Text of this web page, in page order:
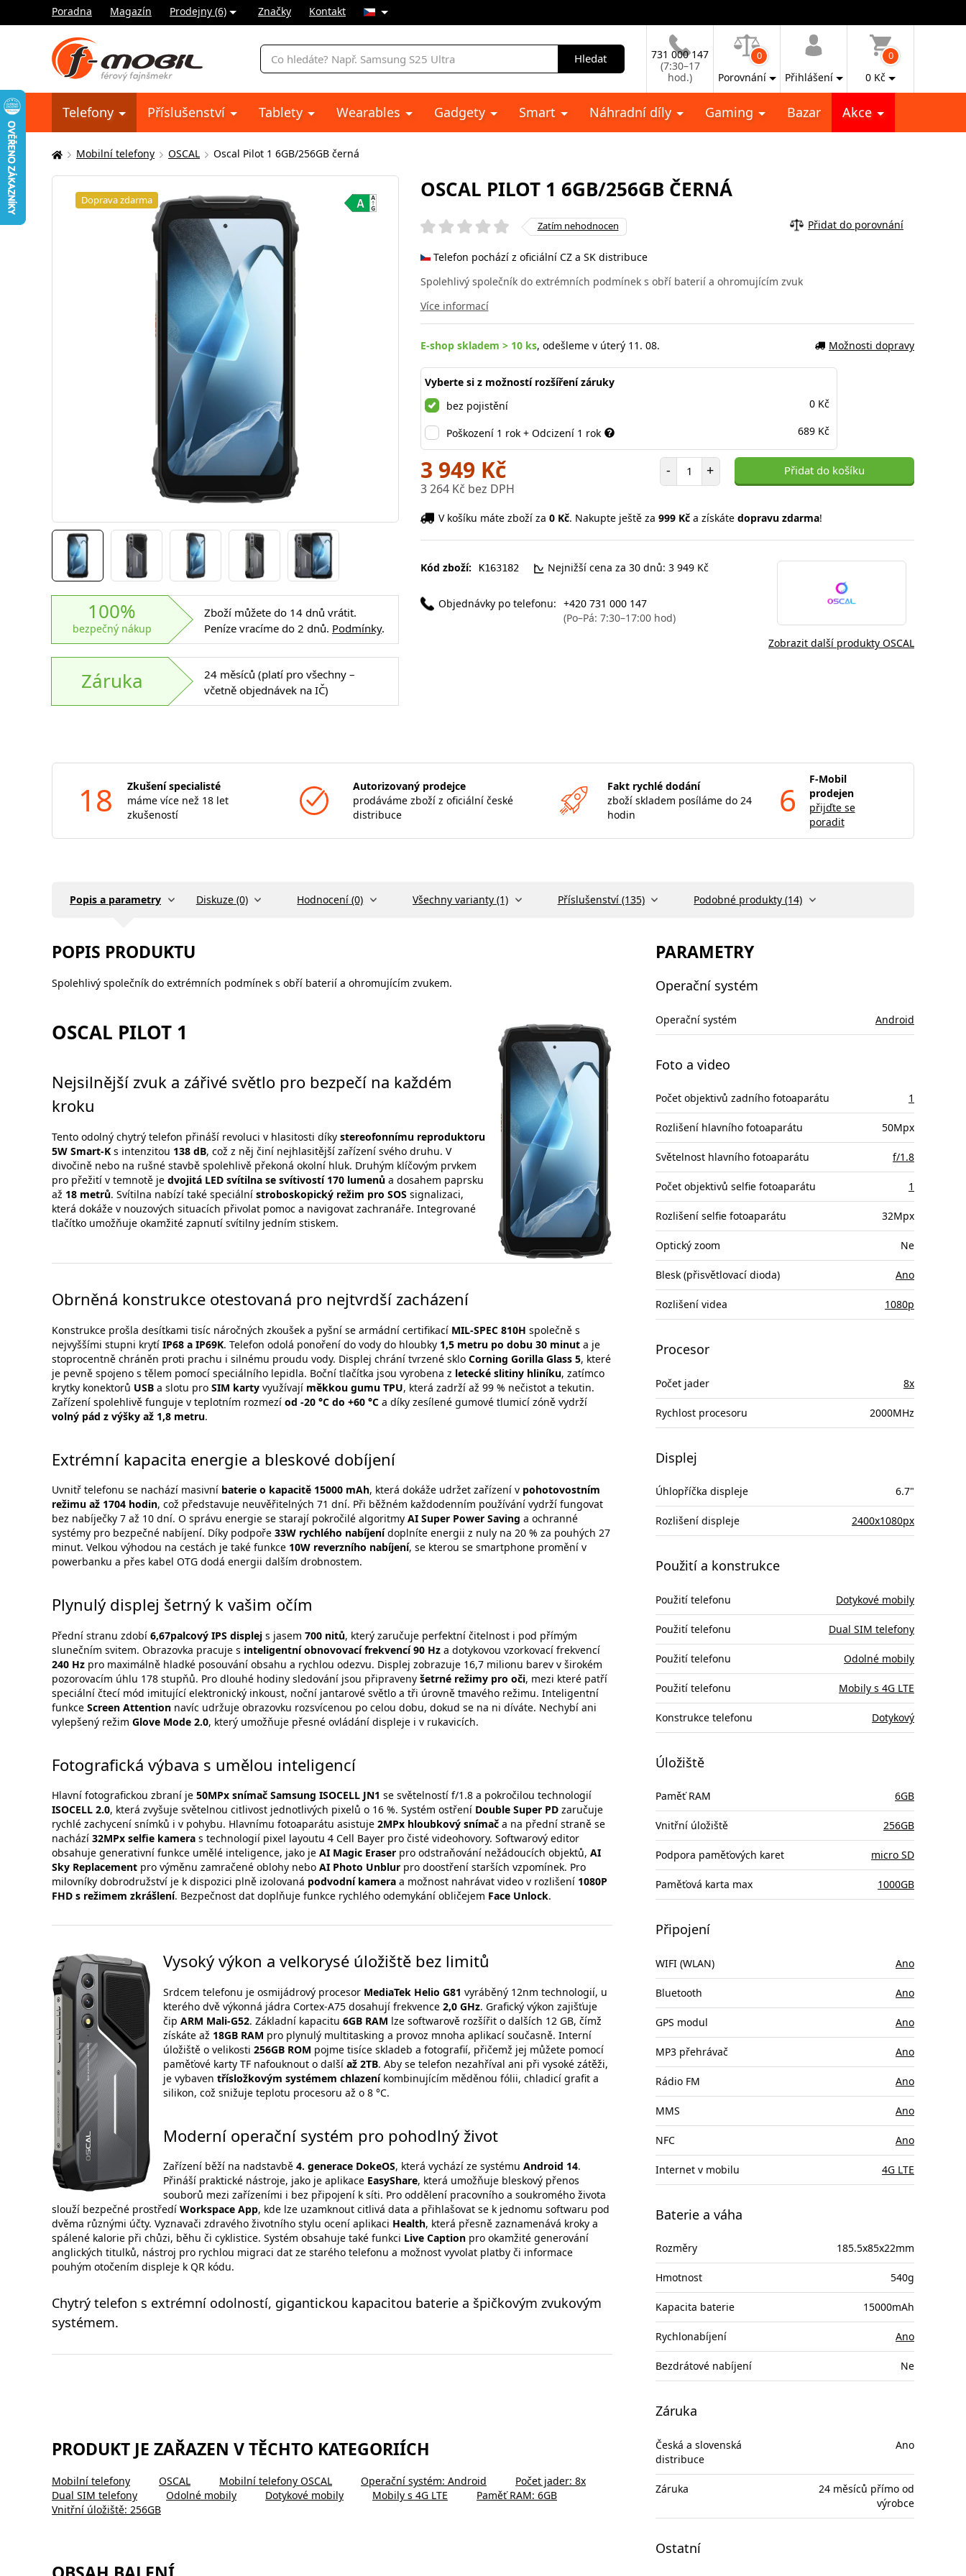
Poradna Magazín Prodejny (6) Značky Kontakt
Vyhledávání
Hledat
731 000 147
(7:30–17
hod.)
0
Porovnání Přihlášení
0
0 Kč
Telefony Příslušenství Tablety Wearables Gadgety Smart Náhradní díly Gaming Bazar Akce
Zde
se
Mobilní telefony OSCAL Oscal Pilot 1 6GB/256GB černá
Doprava zdarma
100%
bezpečný nákup
Zboží můžete do 14 dnů vrátit.
Peníze vracíme do 2 dnů. Podmínky.
Záruka
24 měsíců (platí pro všechny –
včetně objednávek na IČ)
OSCAL PILOT 1 6GB/256GB ČERNÁ
Zatím nehodnocen Přidat do porovnání
Telefon pochází z oficiální CZ a SK distribuce
Spolehlivý společník do extrémních podmínek s obří baterií a ohromujícím zvuk
Více informací
E-shop skladem > 10 ks, odešleme v úterý 11. 08. Možnosti dopravy
Vyberte si z možností rozšíření záruky
bez pojistění
0 Kč
Poškození 1 rok + Odcizení 1 rok 689 Kč
3 949 Kč
3 264 Kč bez DPH
- Počet položek
+ Přidat do košíku
V košíku máte zboží za 0 Kč. Nakupte ještě za 999 Kča získáte dopravu zdarma!
Kód zboží: K163182 Nejnižší cena za 30 dnů: 3 949 Kč
Objednávky po telefonu: +420 731 000 147
(Po–Pá: 7:30–17:00 hod)
Zobrazit další produkty OSCAL
18
Zkušení specialisté
máme více než 18 let
zkušeností
Autorizovaný prodejce
prodáváme zboží z oficiální české
distribuce
Fakt rychlé dodání
zboží skladem posíláme do 24
hodin
6
F-Mobil
prodejen
přijďte se
poradit
Popis a parametry Diskuze (0) Hodnocení (0) Všechny varianty (1) Příslušenství (135) Podobné produkty (14)
POPIS PRODUKTU
Spolehlivý společník do extrémních podmínek s obří baterií a ohromujícím zvukem.
OSCAL PILOT 1
Nejsilnější zvuk a zářivé světlo pro bezpečí na každém
kroku
Tento odolný chytrý telefon přináší revoluci v hlasitosti díky stereofonnímu reproduktoru
5W Smart-K s intenzitou 138 dB, což z něj činí nejhlasitější zařízení svého druhu. V
divočině nebo na rušné stavbě spolehlivě překoná okolní hluk. Druhým klíčovým prvkem
pro přežití v temnotě je dvojitá LED svítilna se svítivostí 170 lumenů a dosahem paprsku
až 18 metrů. Svítilna nabízí také speciální stroboskopický režim pro SOS signalizaci,
která dokáže v nouzových situacích přivolat pomoc a navigovat zachranáře. Integrované
tlačítko umožňuje okamžité zapnutí svítilny jedním stiskem.
Obrněná konstrukce otestovaná pro nejtvrdší zacházení
Konstrukce prošla desítkami tisíc náročných zkoušek a pyšní se armádní certifikací MIL-SPEC 810H společně s
nejvyššími stupni krytí IP68 a IP69K. Telefon odolá ponoření do vody do hloubky 1,5 metru po dobu 30 minut a je
stoprocentně chráněn proti prachu i silnému proudu vody. Displej chrání tvrzené sklo Corning Gorilla Glass 5, které
je pevně spojeno s tělem pomocí speciálního lepidla. Boční tlačítka jsou vyrobena z letecké slitiny hliníku, zatímco
krytky konektorů USB a slotu pro SIM karty využívají měkkou gumu TPU, která zadrží až 99 % nečistot a tekutin.
Zařízení spolehlivě funguje v teplotním rozmezí od -20 °C do +60 °C a díky zesílené gumové tlumicí zóně vydrží
volný pád z výšky až 1,8 metru.
Extrémní kapacita energie a bleskové dobíjení
Uvnitř telefonu se nachází masivní baterie o kapacitě 15000 mAh, která dokáže udržet zařízení v pohotovostním
režimu až 1704 hodin, což představuje neuvěřitelných 71 dní. Při běžném každodenním používání vydrží fungovat
bez nabíječky 7 až 10 dní. O správu energie se starají pokročilé algoritmy AI Super Power Saving a ochranné
systémy pro bezpečné nabíjení. Díky podpoře 33W rychlého nabíjenídoplníte energii z nuly na 20 % za pouhých 27
minut. Velkou výhodou na cestách je také funkce 10W reverzního nabíjení, se kterou se smartphone promění v
powerbanku a přes kabel OTG dodá energii dalším drobnostem.
Plynulý displej šetrný k vašim očím
Přední stranu zdobí 6,67palcový IPS displej s jasem 700 nitů, který zaručuje perfektní čitelnost i pod přímým
slunečním svitem. Obrazovka pracuje s inteligentní obnovovací frekvencí 90 Hz a dotykovou vzorkovací frekvencí
240 Hz pro maximálně hladké posouvání obsahu a rychlou odezvu. Displej zobrazuje 16,7 milionu barev v širokém
pozorovacím úhlu 178 stupňů. Pro dlouhé hodiny sledování jsou připraveny šetrné režimy pro oči, mezi které patří
speciální čtecí mód imitující elektronický inkoust, noční jantarové světlo a tři úrovně tmavého režimu. Inteligentní
funkce Screen Attention navíc udržuje obrazovku rozsvícenou po celou dobu, dokud se na ni díváte. Nechybí ani
vylepšený režim Glove Mode 2.0, který umožňuje přesné ovládání displeje i v rukavicích.
Fotografická výbava s umělou inteligencí
Hlavní fotografickou zbraní je 50MPx snímač Samsung ISOCELL JN1 se světelností f/1.8 a pokročilou technologií
ISOCELL 2.0, která zvyšuje světelnou citlivost jednotlivých pixelů o 16 %. Systém ostření Double Super PD zaručuje
rychlé zachycení snímků i v pohybu. Hlavnímu fotoaparátu asistuje 2MPx hloubkový snímač a na přední straně se
nachází 32MPx selfie kamera s technologií pixel layoutu 4 Cell Bayer pro čisté videohovory. Softwarový editor
obsahuje generativní funkce umělé inteligence, jako je AI Magic Eraser pro odstraňování nežádoucích objektů, AI
Sky Replacement pro výměnu zamračené oblohy nebo AI Photo Unblur pro doostření starších vzpomínek. Pro
milovníky dobrodružství je k dispozici plně izolovaná podvodní kamera a možnost nahrávat video v rozlišení 1080P
FHD s režimem zkrášlení. Bezpečnost dat doplňuje funkce rychlého odemykání obličejem Face Unlock.
Vysoký výkon a velkorysé úložiště bez limitů
Srdcem telefonu je osmijádrový procesor MediaTek Helio G81 vyráběný 12nm technologií, u
kterého dvě výkonná jádra Cortex-A75 dosahují frekvence 2,0 GHz. Grafický výkon zajišťuje
čip ARM Mali-G52. Základní kapacitu 6GB RAM lze softwarově rozšířit o dalších 12 GB, čímž
získáte až 18GB RAM pro plynulý multitasking a provoz mnoha aplikací současně. Interní
úložiště o velikosti 256GB ROM pojme tisíce skladeb a fotografií, přičemž jej můžete pomocí
paměťové karty TF nafouknout o další až 2TB. Aby se telefon nezahříval ani při vysoké zátěži,
je vybaven třísložkovým systémem chlazeníkombinujícím měděnou fólii, chladicí grafit a
silikon, což snižuje teplotu procesoru až o 8 °C.
Moderní operační systém pro pohodlný život
Zařízení běží na nadstavbě 4. generace DokeOS, která vychází ze systému Android 14.
Přináší praktické nástroje, jako je aplikace EasyShare, která umožňuje bleskový přenos
souborů mezi zařízeními i bez připojení k síti. Pro oddělení pracovního a soukromého života
slouží bezpečné prostředí Workspace App, kde lze uzamknout citlivá data a přihlašovat se k jednomu softwaru pod
dvěma různými účty. Vyznavači zdravého životního stylu ocení aplikaci Health, která přesně zaznamenává kroky a
spálené kalorie při chůzi, běhu či cyklistice. Systém obsahuje také funkci Live Caption pro okamžité generování
anglických titulků, nástroj pro rychlou migraci dat ze starého telefonu a možnost vyvolat platby či informace
pouhým otočením displeje k QR kódu.
Chytrý telefon s extrémní odolností, gigantickou kapacitou baterie a špičkovým zvukovým
systémem.
PRODUKT JE ZAŘAZEN V TĚCHTO KATEGORIÍCH
Mobilní telefony OSCAL Mobilní telefony OSCAL Operační systém: Android
Počet jader: 8x
Dual SIM telefony
Odolné mobily Dotykové mobily Mobily s 4G LTE
Paměť RAM: 6GB
Vnitřní úložiště: 256GB
PARAMETRY
Operační systém
Operační systém Android
Foto a video
Počet objektivů zadního fotoaparátu 1
Rozlišení hlavního fotoaparátu 50Mpx
Světelnost hlavního fotoaparátu f/1.8
Počet objektivů selfie fotoaparátu 1
Rozlišení selfie fotoaparátu 32Mpx
Optický zoom Ne
Blesk (přisvětlovací dioda) Ano
Rozlišení videa 1080p
Procesor
Počet jader 8x
Rychlost procesoru 2000MHz
Displej
Úhlopříčka displeje 6.7"
Rozlišení displeje 2400x1080px
Použití a konstrukce
Použití telefonu Dotykové mobily
Použití telefonu Dual SIM telefony
Použití telefonu Odolné mobily
Použití telefonu Mobily s 4G LTE
Konstrukce telefonu Dotykový
Úložiště
Paměť RAM 6GB
Vnitřní úložiště 256GB
Podpora paměťových karet micro SD
Paměťová karta max 1000GB
Připojení
WIFI (WLAN) Ano
Bluetooth Ano
GPS modul Ano
MP3 přehrávač Ano
Rádio FM Ano
MMS Ano
NFC Ano
Internet v mobilu 4G LTE
Baterie a váha
Rozměry 185.5x85x22mm
Hmotnost 540g
Kapacita baterie 15000mAh
Rychlonabíjení Ano
Bezdrátové nabíjení Ne
Záruka
Česká a slovenská
distribuce
Ano
Záruka
24 měsíců přímo od
výrobce
Ostatní